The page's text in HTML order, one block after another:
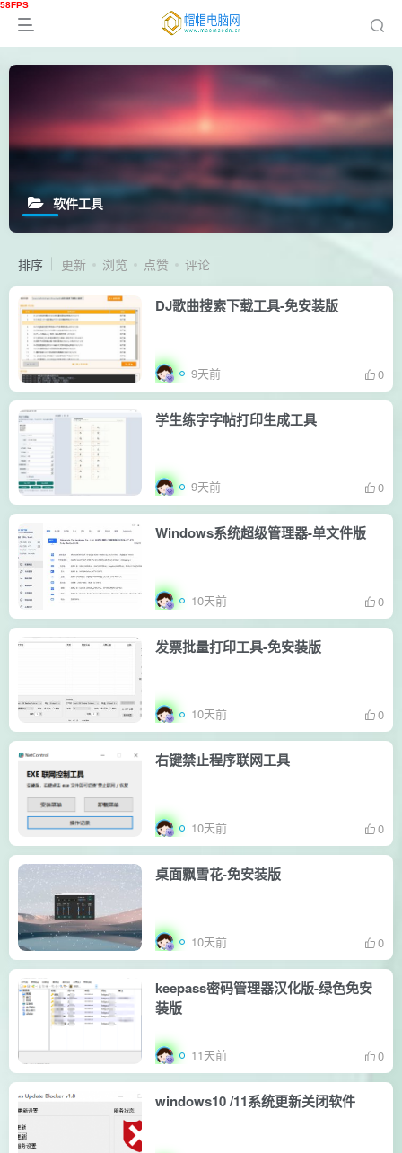
软件工具
排序 更新 浏览 点赞 评论
DJ歌曲搜索下载工具-免安装版
9天前 0
学生练字字帖打印生成工具
9天前 0
Windows系统超级管理器-单文件版
10天前 0
发票批量打印工具-免安装版
10天前 0
右键禁止程序联网工具
10天前 0
桌面飘雪花-免安装版
10天前 0
keepass密码管理器汉化版-绿色免安
装版
11天前 0
windows10 /11系统更新关闭软件